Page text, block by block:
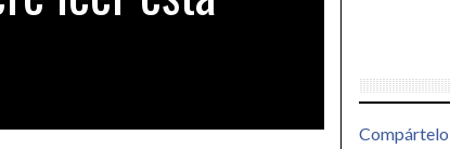
Compártelo